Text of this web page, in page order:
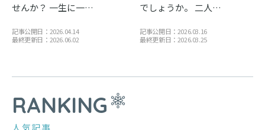
せんか？ 一生に一…
記事公開日：2026.04.14
最終更新日：2026.06.02
でしょうか。 二人…
記事公開日：2026.03.16
最終更新日：2026.03.25
RANKING
人気記事